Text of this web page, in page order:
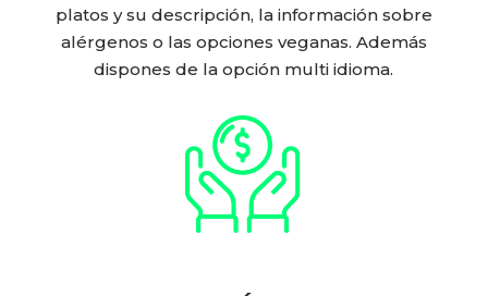
platos y su descripción, la información sobre
alérgenos o las opciones veganas. Además
dispones de la opción multi idioma.